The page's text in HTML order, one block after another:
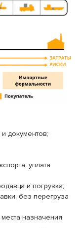
документов;
уплата
и погрузка;
без перегруза
назначения.